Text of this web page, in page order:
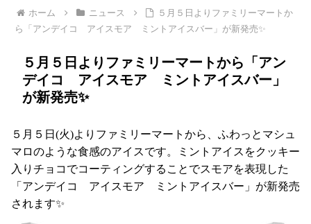
ホーム ニュース
５月５日よりファミリーマートか
ら「アンデイコ アイスモア ミントアイスバー」が新発売✨
５月５日よりファミリーマートから「アン
デイコ アイスモア ミントアイスバー」
が新発売✨
５月５日(火)よりファミリーマートから、ふわっとマシュ
マロのような食感のアイスです。ミントアイスをクッキー
入りチョコでコーティングすることでスモアを表現した
「アンデイコ アイスモア ミントアイスバー」が新発売
されます✨